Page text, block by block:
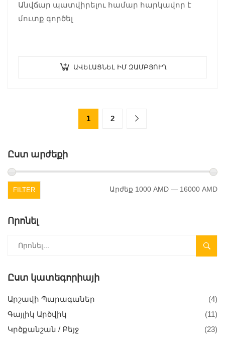
Անվճար պատվիրելու համար հարկավոր է
մուտք գործել
ԱՎԵԼԱՑՆԵԼ ԻՄ ԶԱՄԲՅՈՒՂ
1 2
Ըստ արժեքի
FILTER Արժեք 1000 AMD — 16000 AMD
Որոնել
Ըստ կատեգորիայի
Արշավի Պարագաներ
(4)
Գայլիկ Արծվիկ
(11)
Կրծքանշան / Բեյջ
(23)